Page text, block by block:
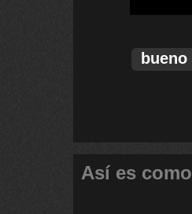
bueno
Así es como